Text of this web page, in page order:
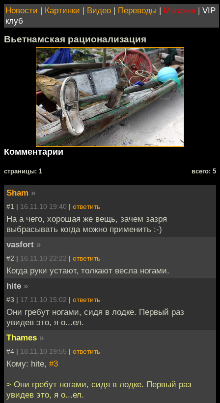
Новости | Картинки | Видео | Переводы | Магазин | VIP
клуб
Вьетнамская рационализация
Комментарии
cтраницы: 1 всего: 5
Sham »
#1 | 16.11.10 19:40 | ответить
На а чего, хорошая же вещь, зачем зазря
выбрасывать когда можно применить :-)
vasfort »
#2 | 16.11.10 22:22 | ответить
Когда руки устают, толкают весла ногами.
hite »
#3 | 17.11.10 15:02 | ответить
Они гребут ногами, сидя в лодке. Первый раз
увидев это, я о...ел.
Thames »
#4 | 18.11.10 19:55 | ответить
Кому: hite, #3
> Они гребут ногами, сидя в лодке. Первый раз
увидев это, я о...ел.